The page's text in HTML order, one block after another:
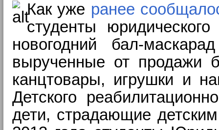
Как уже ранее
студенты
новогодний бал-
вырученные от продажи
канцтовары, игрушки и
Детского
дети, страдающие